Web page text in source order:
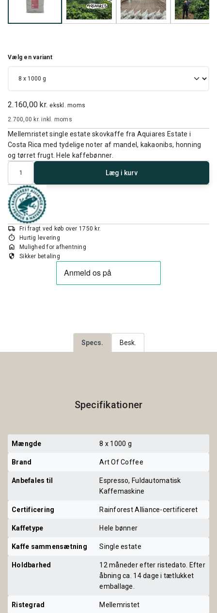
2.160,00 kr. ekskl. moms
2.700,00 kr.inkl. moms
Vælg en variant
Mellemristet single estate skovkaffe fra Aquiares Estate i
Costa Rica med tydelige noter af mandel, kakaonibs, honning
og tørret frugt. Hele kaffebønner.
Antal
Læg i kurv
local_shipping Fri fragt ved køb over 1750 kr.
timer Hurtig levering
home Mulighed for afhentning
security Sikker betaling
Specs. Besk.
Specifikationer
Mængde 8 x 1000 g
Brand Art Of Coffee
Anbefales til
Espresso, Fuldautomatisk
Kaffemaskine
Certificering Rainforest Alliance-certificeret
Kaffetype Hele bønner
Kaffe sammensætning Single estate
Holdbarhed
12 måneder efter ristedato. Efter
åbning ca. 14 dage i tætlukket
emballage.
Ristegrad Mellemristet